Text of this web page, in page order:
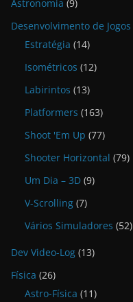
Astronomia (9)
Desenvolvimento de Jogos
Estratégia (14)
Isométricos (12)
Labirintos (13)
Platformers (163)
Shoot 'Em Up (77)
Shooter Horizontal (79)
Um Dia – 3D (9)
V-Scrolling (7)
Vários Simuladores (52)
Dev Video-Log (13)
Física (26)
Astro-Física (11)